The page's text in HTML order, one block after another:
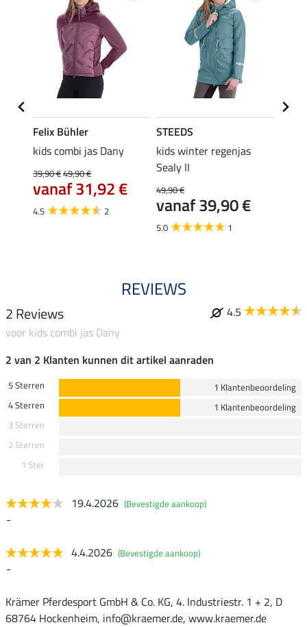
Felix Bühler
kids combi jas Dany
39,90 €49,90 €
vanaf 31,92 €
4.5 2
STEEDS
kids winter regenjas
Sealy II
49,90 €
vanaf 39,90 €
5.0 1
REVIEWS
2 Reviews
4.5
voor kids combi jas Dany
2 van 2 Klanten kunnen dit artikel aanraden
5 Sterren
1 Klantenbeoordeling
4 Sterren
1 Klantenbeoordeling
3 Sterren
2 Sterren
1 Ster
19.4.2026 (Bevestigde aankoop)
-
4.4.2026 (Bevestigde aankoop)
-
Krämer Pferdesport GmbH & Co. KG, 4. Industriestr. 1 + 2, D
68764 Hockenheim, info@kraemer.de, www.kraemer.de